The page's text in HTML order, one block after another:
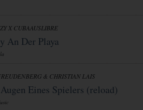
X CUBAAUSLIBRE
An Der Playa
& CHRISTIAN LAIS
Eines Spielers (reload)